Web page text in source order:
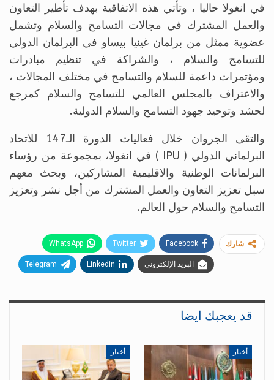
في انغولا حاليا ، وتأتي هذه الاتفاقية بهدف تأطير التعاون
والعمل المشترك في مجالات التسامح والسلام وتشمل
عضوية ممثل من برلمان غينيا بيساو في البرلمان الدولي
للتسامح والسلام ، والشراكة في تنظيم مبادرات
ومؤتمرات داعمة للسلام والتسامح في مختلف المجالات ،
والاعتراف بالمجلس العالمي للتسامح والسلام كمرجع
لحشد وتوحيد جهود التسامح والسلام الدولية.
والتقى الجروان خلال فعاليات الدورة الـ147 للاتحاد
البرلماني الدولي ( IPU ) في انغولا، بمجموعة من رؤساء
البرلمانات الوطنية والاقليمية المشاركين، وبحث معهم
سبل تعزيز التعاون والعمل المشترك من أجل نشر وتعزيز
التسامح والسلام حول العالم.
شارك Facebook
Twitter
WhatsApp
البريد الإلكتروني Linkedin
Telegram
قد يعجبك ايضا
أخبار أخبار